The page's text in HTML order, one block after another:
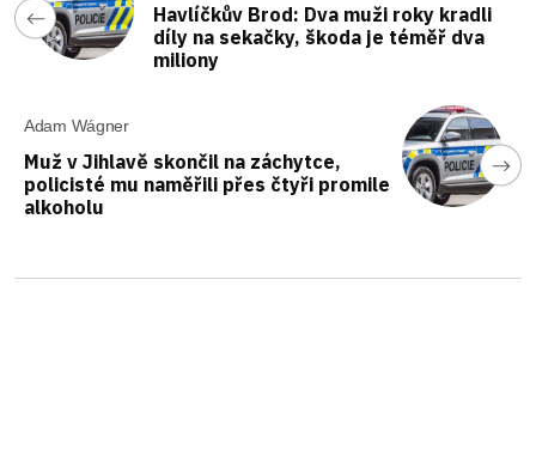
Havlíčkův Brod: Dva muži roky kradli
díly na sekačky, škoda je téměř dva
miliony
Adam Wágner
Muž v Jihlavě skončil na záchytce,
policisté mu naměřili přes čtyři promile
alkoholu